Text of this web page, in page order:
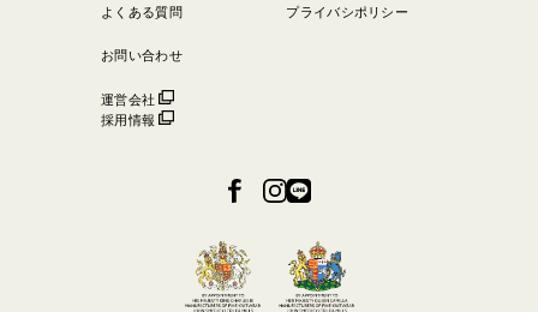
よくある質問
お問い合わせ
運営会社
採用情報
プライバシポリシー